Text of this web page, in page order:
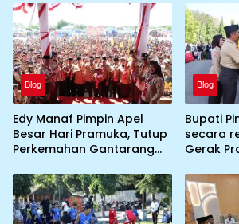
Blog
Edy Manaf Pimpin Apel
Besar Hari Pramuka, Tutup
Perkemahan Gantarang
Jamnas XII 2026
Blog
Bupati
secara
Gerak
Nasional